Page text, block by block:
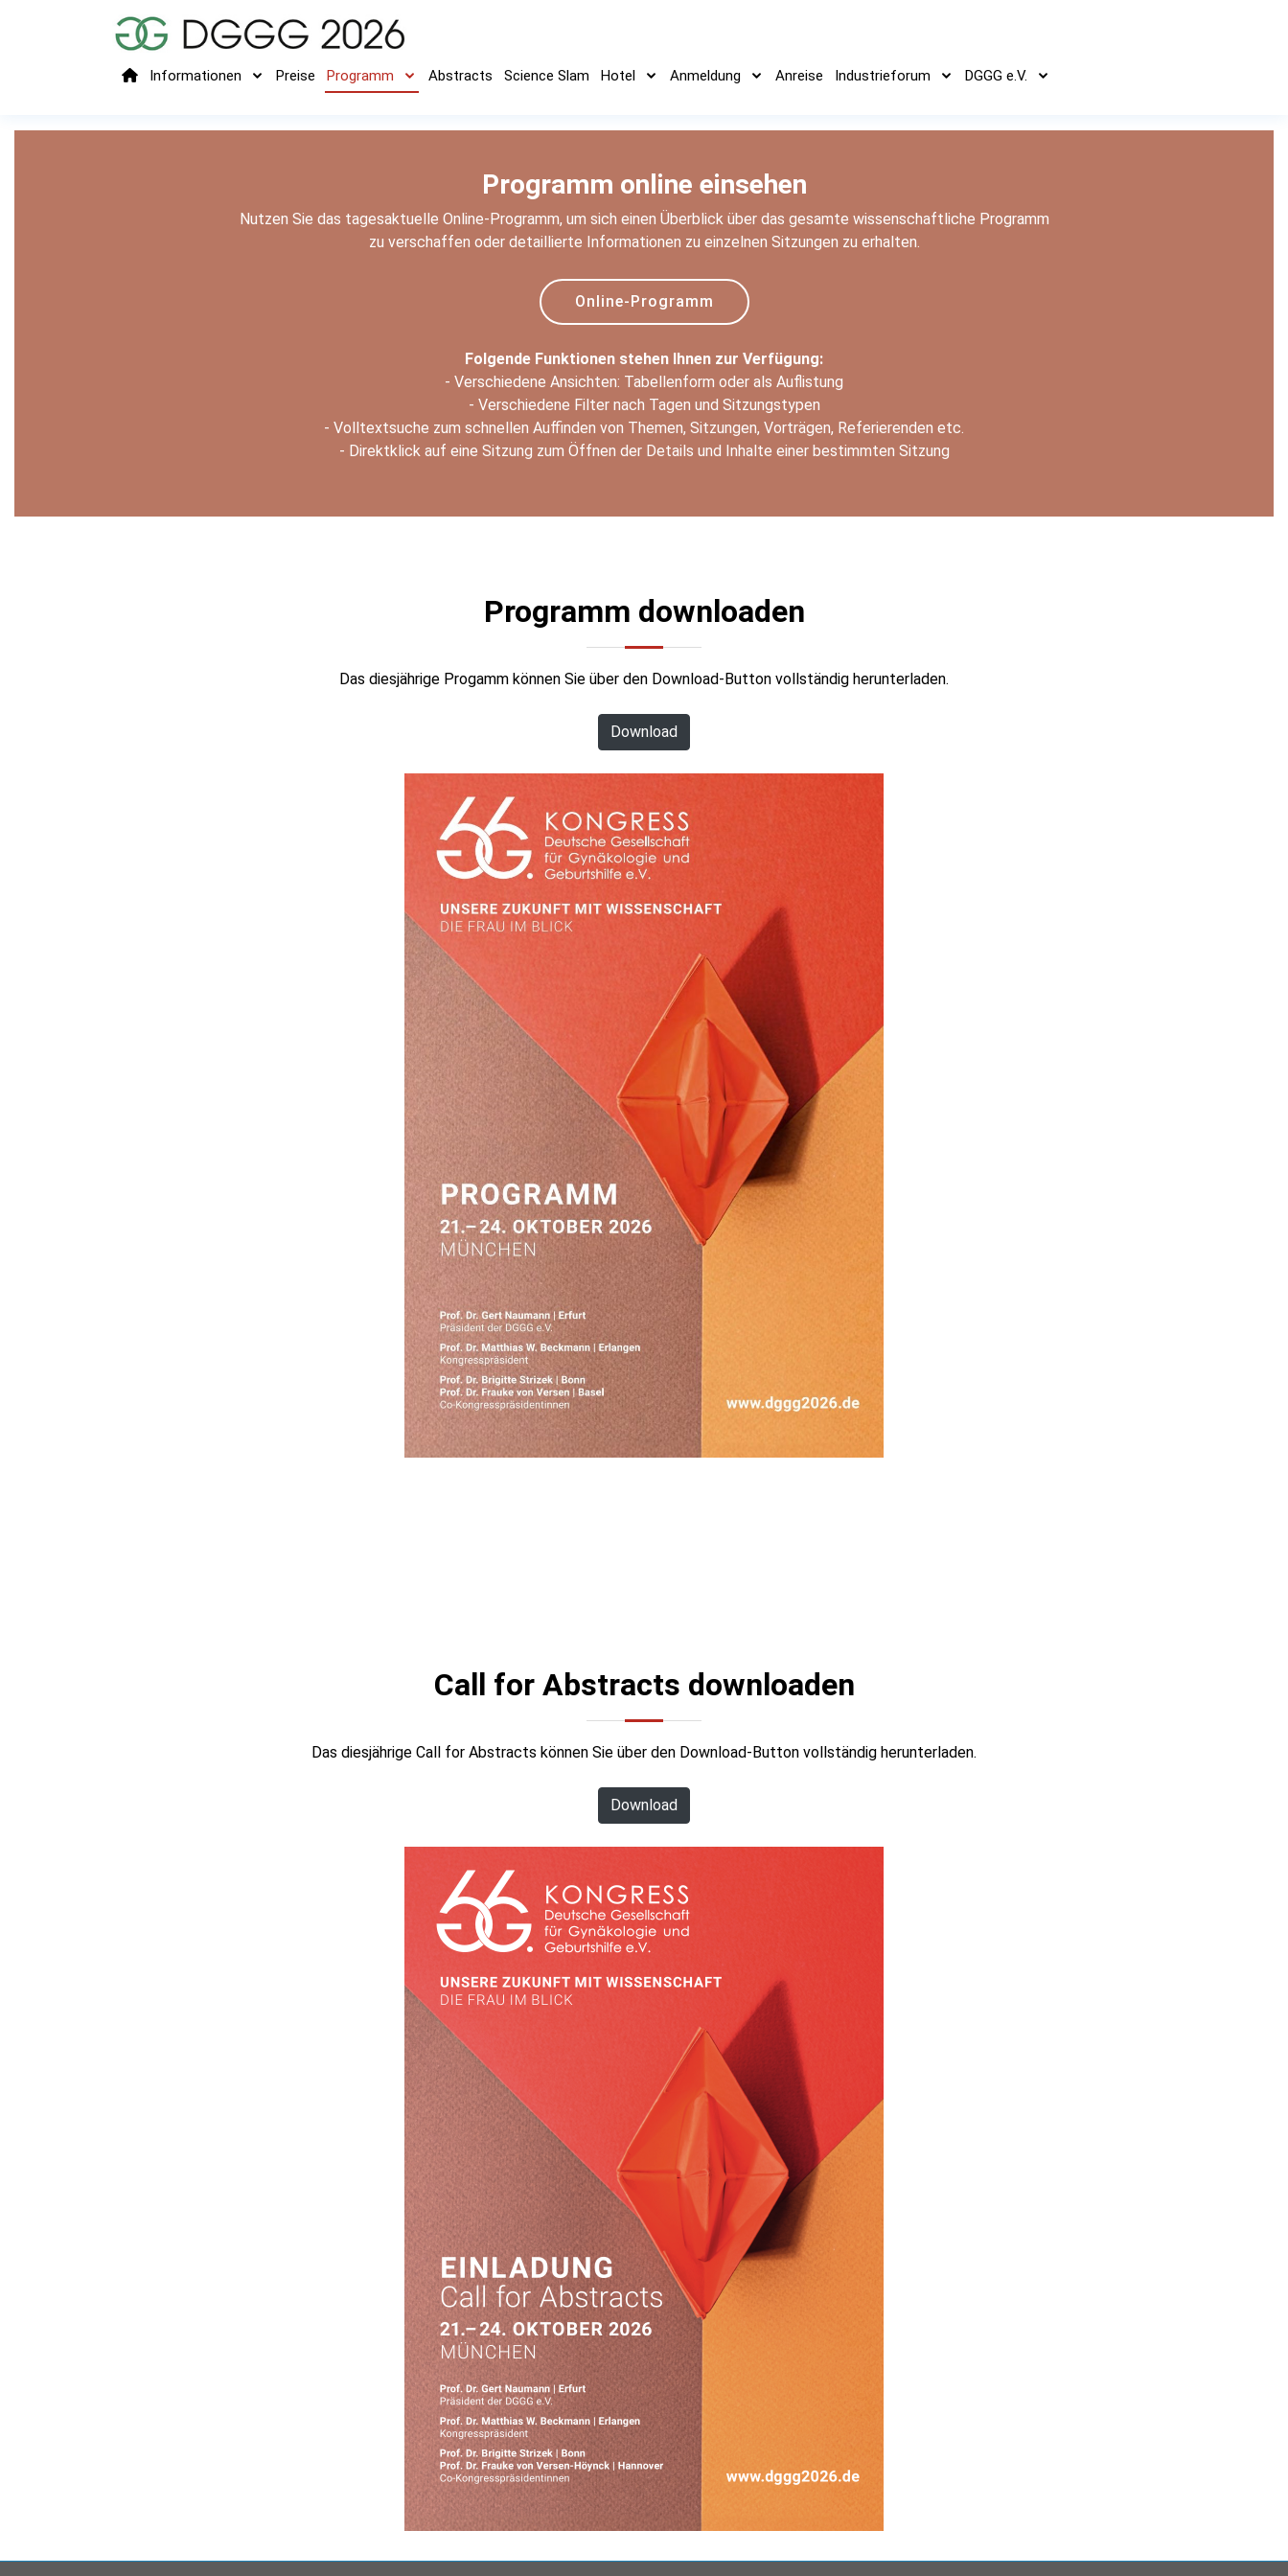
Informationen Preise Programm Abstracts Science Slam Hotel Anmeldung Anreise Industrieforum DGGG e.V.
Programm online einsehen
Nutzen Sie das tagesaktuelle Online-Programm, um sich einen Überblick über das gesamte wissenschaftliche Programm
zu verschaffen oder detaillierte Informationen zu einzelnen Sitzungen zu erhalten.
Online-Programm
Folgende Funktionen stehen Ihnen zur Verfügung:
- Verschiedene Ansichten: Tabellenform oder als Auflistung
- Verschiedene Filter nach Tagen und Sitzungstypen
- Volltextsuche zum schnellen Auffinden von Themen, Sitzungen, Vorträgen, Referierenden etc.
- Direktklick auf eine Sitzung zum Öffnen der Details und Inhalte einer bestimmten Sitzung
Programm downloaden
Das diesjährige Progamm können Sie über den Download-Button vollständig herunterladen.
Download
Call for Abstracts downloaden
Das diesjährige Call for Abstracts können Sie über den Download-Button vollständig herunterladen.
Download